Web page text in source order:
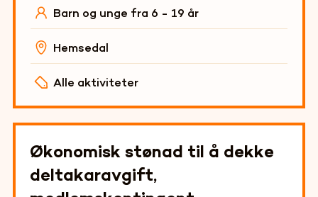
Barn og unge fra 6 - 19 år
Hemsedal
Alle aktiviteter
Økonomisk stønad til å dekke
deltakaravgift,